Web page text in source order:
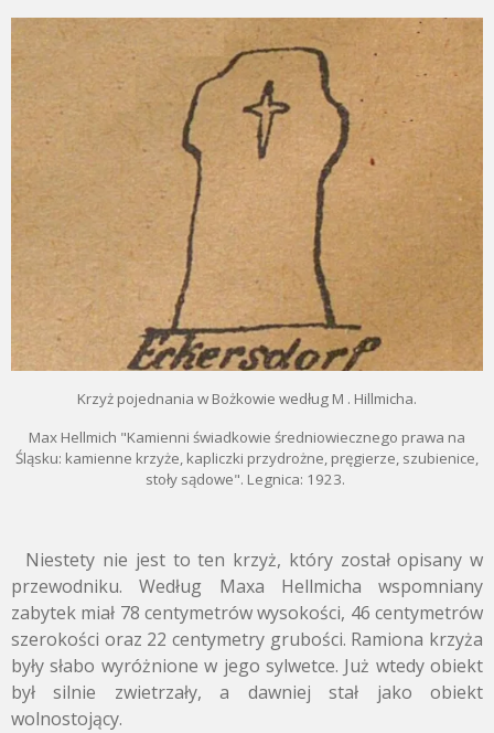
Krzyż pojednania w Bożkowie według M . Hillmicha.
Max Hellmich "Kamienni świadkowie średniowiecznego prawa na
Śląsku: kamienne krzyże, kapliczki przydrożne, pręgierze, szubienice,
stoły sądowe". Legnica: 1923.
Niestety nie jest to ten krzyż, który został opisany w
przewodniku. Według Maxa Hellmicha wspomniany
zabytek miał 78 centymetrów wysokości, 46 centymetrów
szerokości oraz 22 centymetry grubości. Ramiona krzyża
były słabo wyróżnione w jego sylwetce. Już wtedy obiekt
był silnie zwietrzały, a dawniej stał jako obiekt
wolnostojący.